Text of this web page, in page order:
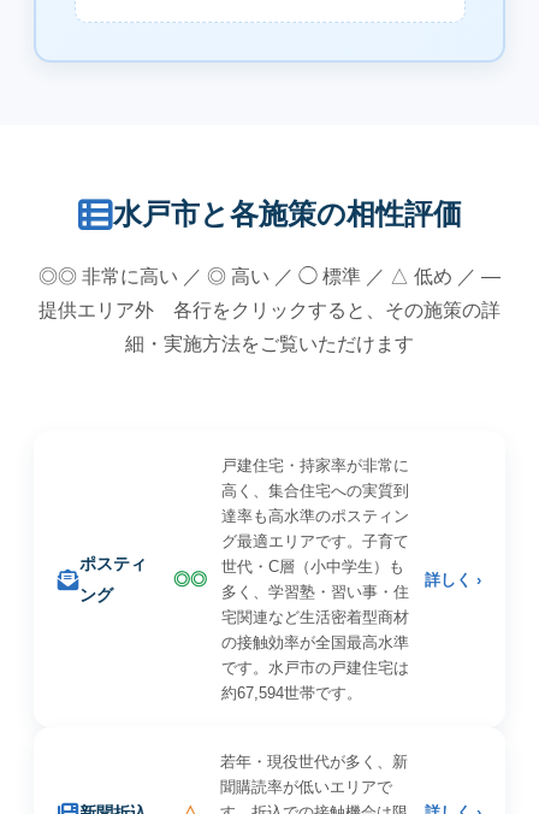
水戸市と各施策の相性評価
◎◎ 非常に高い ／ ◎ 高い ／ ◯ 標準 ／ △ 低め ／ —
提供エリア外 各行をクリックすると、その施策の詳
細・実施方法をご覧いただけます
ポスティ
ング
◎◎
戸建住宅・持家率が非常に
高く、集合住宅への実質到
達率も高水準のポスティン
グ最適エリアです。子育て
世代・C層（小中学生）も
多く、学習塾・習い事・住
宅関連など生活密着型商材
の接触効率が全国最高水準
です。水戸市の戸建住宅は
約67,594世帯です。
詳しく ›
若年・現役世代が多く、新
聞購読率が低いエリアで